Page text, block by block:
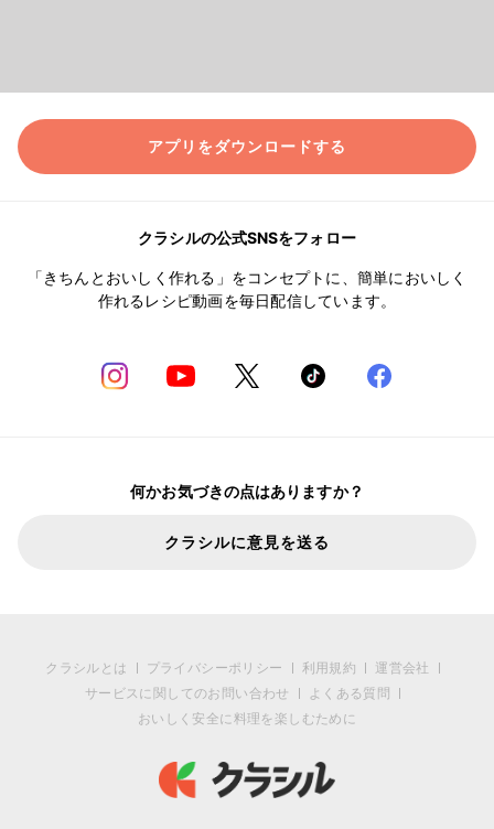
アプリをダウンロードする
クラシルの公式SNSをフォロー
「きちんとおいしく作れる」をコンセプトに、簡単においしく
作れるレシピ動画を毎日配信しています。
何かお気づきの点はありますか？
クラシルに意見を送る
クラシルとは プライバシーポリシー 利用規約
運営会社
サービスに関してのお問い合わせ
よくある質問
おいしく安全に料理を楽しむために